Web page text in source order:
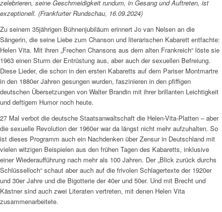
zelebrieren, seine Geschmeidigkeit rundum, in Gesang und Auftreten, ist
exzeptionell. (Frankfurter Rundschau, 16.09.2024)
Zu seinem 35jährigen Bühnenjubiläum erinnert Jo van Nelsen an die
Sängerin, die seine Liebe zum Chanson und literarischen Kabarett entfachte:
Helen Vita. Mit ihren „Frechen Chansons aus dem alten Frankreich“ löste sie
1963 einen Sturm der Entrüstung aus, aber auch der sexuellen Befreiung.
Diese Lieder, die schon in den ersten Kabaretts auf dem Pariser Montmartre
in den 1880er Jahren gesungen wurden, faszinieren in den pfiffigen
deutschen Übersetzungen von Walter Brandin mit ihrer brillanten Leichtigkeit
und deftigem Humor noch heute.
27 Mal verbot die deutsche Staatsanwaltschaft die Helen-Vita-Platten – aber
die sexuelle Revolution der 1960er war da längst nicht mehr aufzuhalten. So
ist dieses Programm auch ein Nachdenken über Zensur in Deutschland mit
vielen witzigen Beispielen aus den frühen Tagen des Kabaretts, inklusive
einer Wiederaufführung nach mehr als 100 Jahren. Der „Blick zurück durchs
Schlüsselloch“ schaut aber auch auf die frivolen Schlagertexte der 1920er
und 30er Jahre und die Bigotterie der 40er und 50er. Und mit Brecht und
Kästner sind auch zwei Literaten vertreten, mit denen Helen Vita
zusammenarbeitete.